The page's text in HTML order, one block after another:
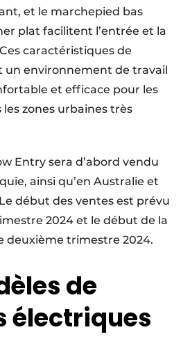
et le marchepied bas
plat facilitent l’entrée et la
caractéristiques de
un environnement de travail
et efficace pour les
zones urbaines très
Entry sera d’abord vendu
ainsi qu’en Australie et
début des ventes est prévu
2024 et le début de la
deuxième trimestre 2024.
de
électriques